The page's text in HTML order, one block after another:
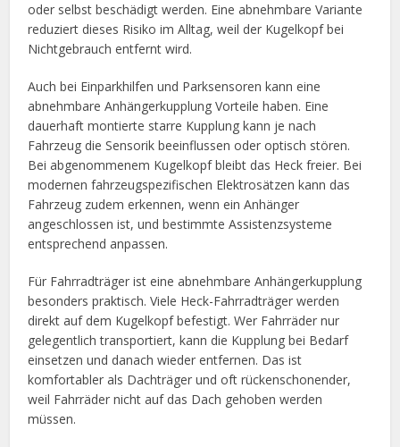
oder selbst beschädigt werden. Eine abnehmbare Variante
reduziert dieses Risiko im Alltag, weil der Kugelkopf bei
Nichtgebrauch entfernt wird.
Auch bei Einparkhilfen und Parksensoren kann eine
abnehmbare Anhängerkupplung Vorteile haben. Eine
dauerhaft montierte starre Kupplung kann je nach
Fahrzeug die Sensorik beeinflussen oder optisch stören.
Bei abgenommenem Kugelkopf bleibt das Heck freier. Bei
modernen fahrzeugspezifischen Elektrosätzen kann das
Fahrzeug zudem erkennen, wenn ein Anhänger
angeschlossen ist, und bestimmte Assistenzsysteme
entsprechend anpassen.
Für Fahrradträger ist eine abnehmbare Anhängerkupplung
besonders praktisch. Viele Heck-Fahrradträger werden
direkt auf dem Kugelkopf befestigt. Wer Fahrräder nur
gelegentlich transportiert, kann die Kupplung bei Bedarf
einsetzen und danach wieder entfernen. Das ist
komfortabler als Dachträger und oft rückenschonender,
weil Fahrräder nicht auf das Dach gehoben werden
müssen.